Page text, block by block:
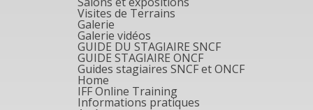
Visites de Terrains
Galerie
Galerie vidéos
GUIDE DU STAGIAIRE SNCF
GUIDE STAGIAIRE ONCF
Guides stagiaires SNCF et ONCF
Home
IFF Online Training
Informations pratiques